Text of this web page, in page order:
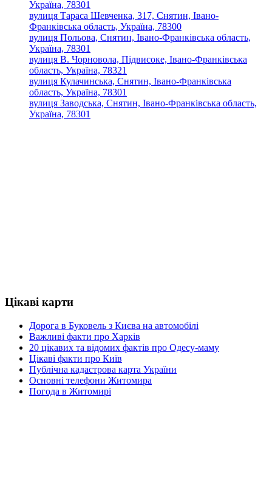
Україна, 78301
вулиця Тараса Шевченка, 317, Снятин, Івано-
Франківська область, Україна, 78300
вулиця Польова, Снятин, Івано-Франківська область,
Україна, 78301
вулиця В. Чорновола, Підвисоке, Івано-Франківська
область, Україна, 78321
вулиця Кулачинська, Снятин, Івано-Франківська
область, Україна, 78301
вулиця Заводська, Снятин, Івано-Франківська область,
Україна, 78301
Цікаві карти
Дорога в Буковель з Києва на автомобілі
Важливі факти про Харків
20 цікавих та відомих фактів про Одесу-маму
Цікаві факти про Київ
Публічна кадастрова карта України
Основні телефони Житомира
Погода в Житомирі